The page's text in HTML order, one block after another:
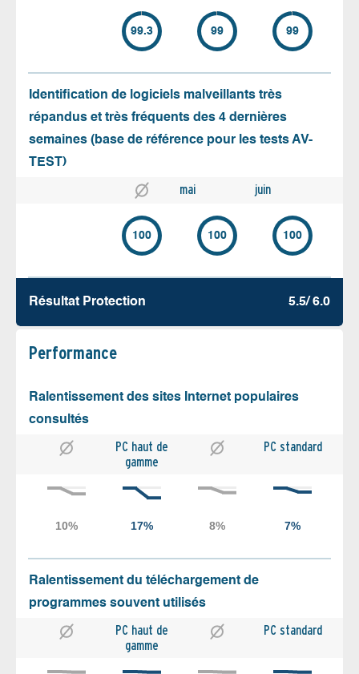
99.3 99 99
Identification de logiciels malveillants très
répandus et très fréquents des 4 dernières
semaines (base de référence pour les tests AV-
TEST)
mai juin
100 100 100
Résultat Protection 5.5/ 6.0
Performance
Ralentissement des sites Internet populaires
consultés
PC haut de
gamme
PC standard
Ralentissement du téléchargement de
programmes souvent utilisés
PC haut de
gamme
PC standard